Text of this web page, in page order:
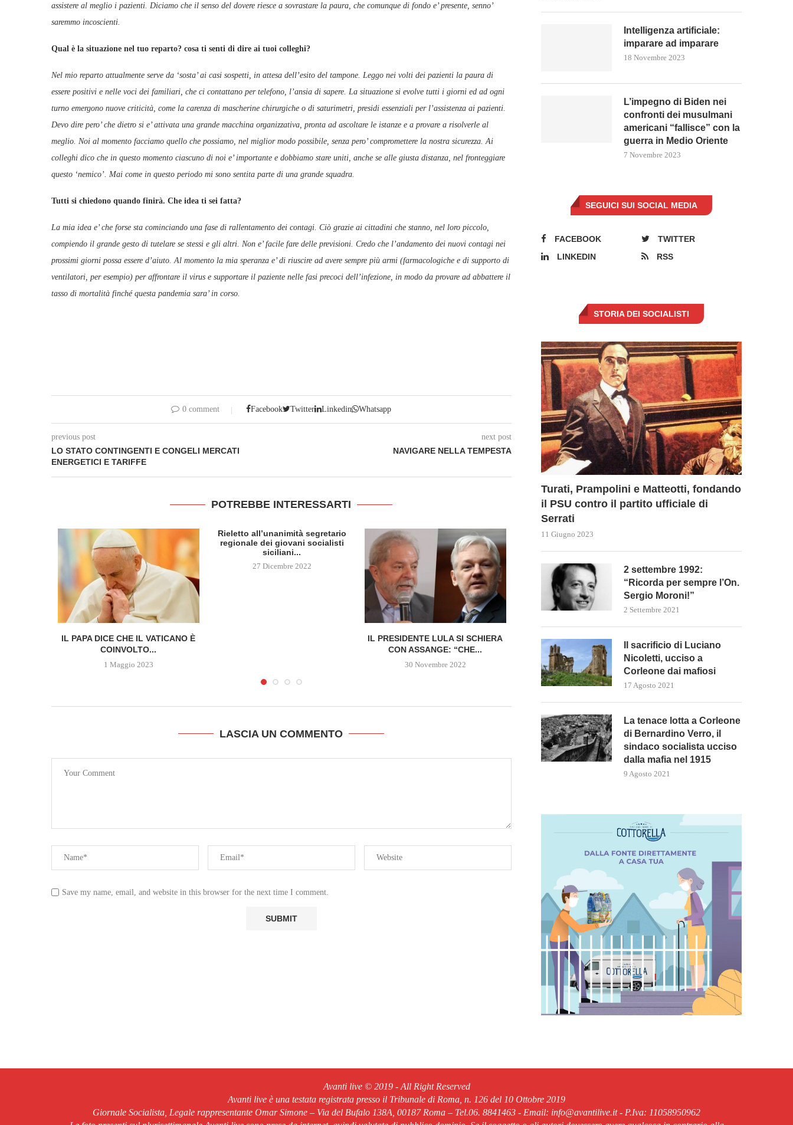
assistere al meglio i pazienti. Diciamo che il senso del dovere riesce a sovrastare la paura, che comunque di fondo e’ presente, senno’
saremmo incoscienti.
Qual è la situazione nel tuo reparto? cosa ti senti di dire ai tuoi colleghi?
Nel mio reparto attualmente serve da ‘sosta’ ai casi sospetti, in attesa dell’esito del tampone. Leggo nei volti dei pazienti la paura di
essere positivi e nelle voci dei familiari, che ci contattano per telefono, l’ansia di sapere. La situazione si evolve tutti i giorni ed ad ogni
turno emergono nuove criticità, come la carenza di mascherine chirurgiche o di saturimetri, presidi essenziali per l’assistenza ai pazienti.
Devo dire pero’ che dietro si e’ attivata una grande macchina organizzativa, pronta ad ascoltare le istanze e a provare a risolverle al
meglio. Noi al momento facciamo quello che possiamo, nel miglior modo possibile, senza pero’ compromettere la nostra sicurezza. Ai
colleghi dico che in questo momento ciascuno di noi e’ importante e dobbiamo stare uniti, anche se alle giusta distanza, nel fronteggiare
questo ‘nemico’. Mai come in questo periodo mi sono sentita parte di una grande squadra.
Tutti si chiedono quando finirà. Che idea ti sei fatta?
La mia idea e’ che forse sta cominciando una fase di rallentamento dei contagi. Ciò grazie ai cittadini che stanno, nel loro piccolo,
compiendo il grande gesto di tutelare se stessi e gli altri. Non e’ facile fare delle previsioni. Credo che l’andamento dei nuovi contagi nei
prossimi giorni possa essere d’aiuto. Al momento la mia speranza e’ di riuscire ad avere sempre più armi (farmacologiche e di supporto di
ventilatori, per esempio) per affrontare il virus e supportare il paziente nelle fasi precoci dell’infezione, in modo da provare ad abbattere il
tasso di mortalità finché questa pandemia sara’ in corso.
0 comment Facebook Twitter Linkedin Whatsapp
previous post
LO STATO CONTINGENTI E CONGELI MERCATI
ENERGETICI E TARIFFE
next post
NAVIGARE NELLA TEMPESTA
POTREBBE INTERESSARTI
IL PAPA DICE CHE IL VATICANO È
COINVOLTO...
1 Maggio 2023
Rieletto all’unanimità segretario
regionale dei giovani socialisti
siciliani...
27 Dicembre 2022
IL PRESIDENTE LULA SI SCHIERA
CON ASSANGE: “CHE...
30 Novembre 2022
PRIME RICETTE DAL GOVERNO
MELONI PER IL CARO...
5 Novembre 2022
CONTRO L’UE È...
LASCIA UN COMMENTO
Save my name, email, and website in this browser for the next time I comment.
Intelligenza artificiale:
imparare ad imparare
18 Novembre 2023
L’impegno di Biden nei
confronti dei musulmani
americani “fallisce” con la
guerra in Medio Oriente
7 Novembre 2023
SEGUICI SUI SOCIAL MEDIA
FACEBOOK
TWITTER
LINKEDIN
RSS
STORIA DEI SOCIALISTI
Turati, Prampolini e Matteotti, fondando
il PSU contro il partito ufficiale di
Serrati
11 Giugno 2023
2 settembre 1992:
“Ricorda per sempre l’On.
Sergio Moroni!”
2 Settembre 2021
Il sacrificio di Luciano
Nicoletti, ucciso a
Corleone dai mafiosi
17 Agosto 2021
La tenace lotta a Corleone
di Bernardino Verro, il
sindaco socialista ucciso
dalla mafia nel 1915
9 Agosto 2021
Avanti live © 2019 - All Right Reserved
Avanti live è una testata registrata presso il Tribunale di Roma, n. 126 del 10 Ottobre 2019
Giornale Socialista, Legale rappresentante Omar Simone – Via del Bufalo 138A, 00187 Roma – Tel.06. 8841463 - Email: info@avantilive.it - P.Iva: 11058950962